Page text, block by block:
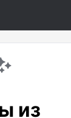
из